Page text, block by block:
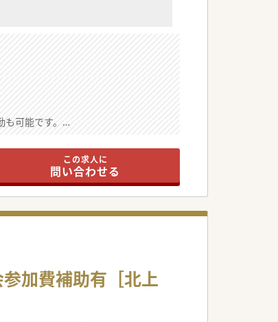
も可能です。
で相談しやすい環境です。
におすすめの案件です。
安定しております。
いです！
この求人に
問い合わせる
加費補助有［北上